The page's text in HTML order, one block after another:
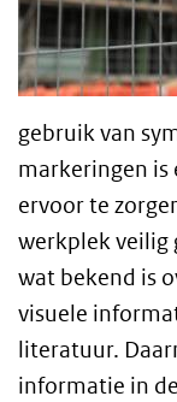
gebruik van
markeringen is
ervoor te
werkplek veilig
wat bekend is
visuele
literatuur.
informatie in